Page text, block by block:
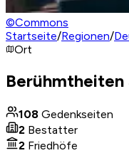
©Commons
Startseite/Regionen/
Ort
Berühmtheiten
108 Gedenkseiten
2 Bestatter
2 Friedhöfe